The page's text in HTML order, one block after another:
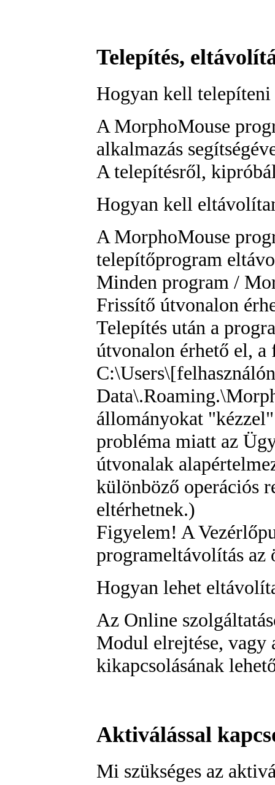
Telepítés,
Hogyan kell
A MorphoMouse
alkalmazás
A telepítésről,
Hogyan kell
A MorphoMouse
telepítőprogram
Minden program /
Frissítő útvonalon
Telepítés után a
útvonalon érhető el, a
állományokat
probléma miatt az
útvonalak
különböző operációs
eltérhetnek.)
Figyelem! A
programeltávolítás az
Hogyan lehet
Az Online
Modul elrejtése,
kikapcsolásának
Aktiválással
Mi szükséges az